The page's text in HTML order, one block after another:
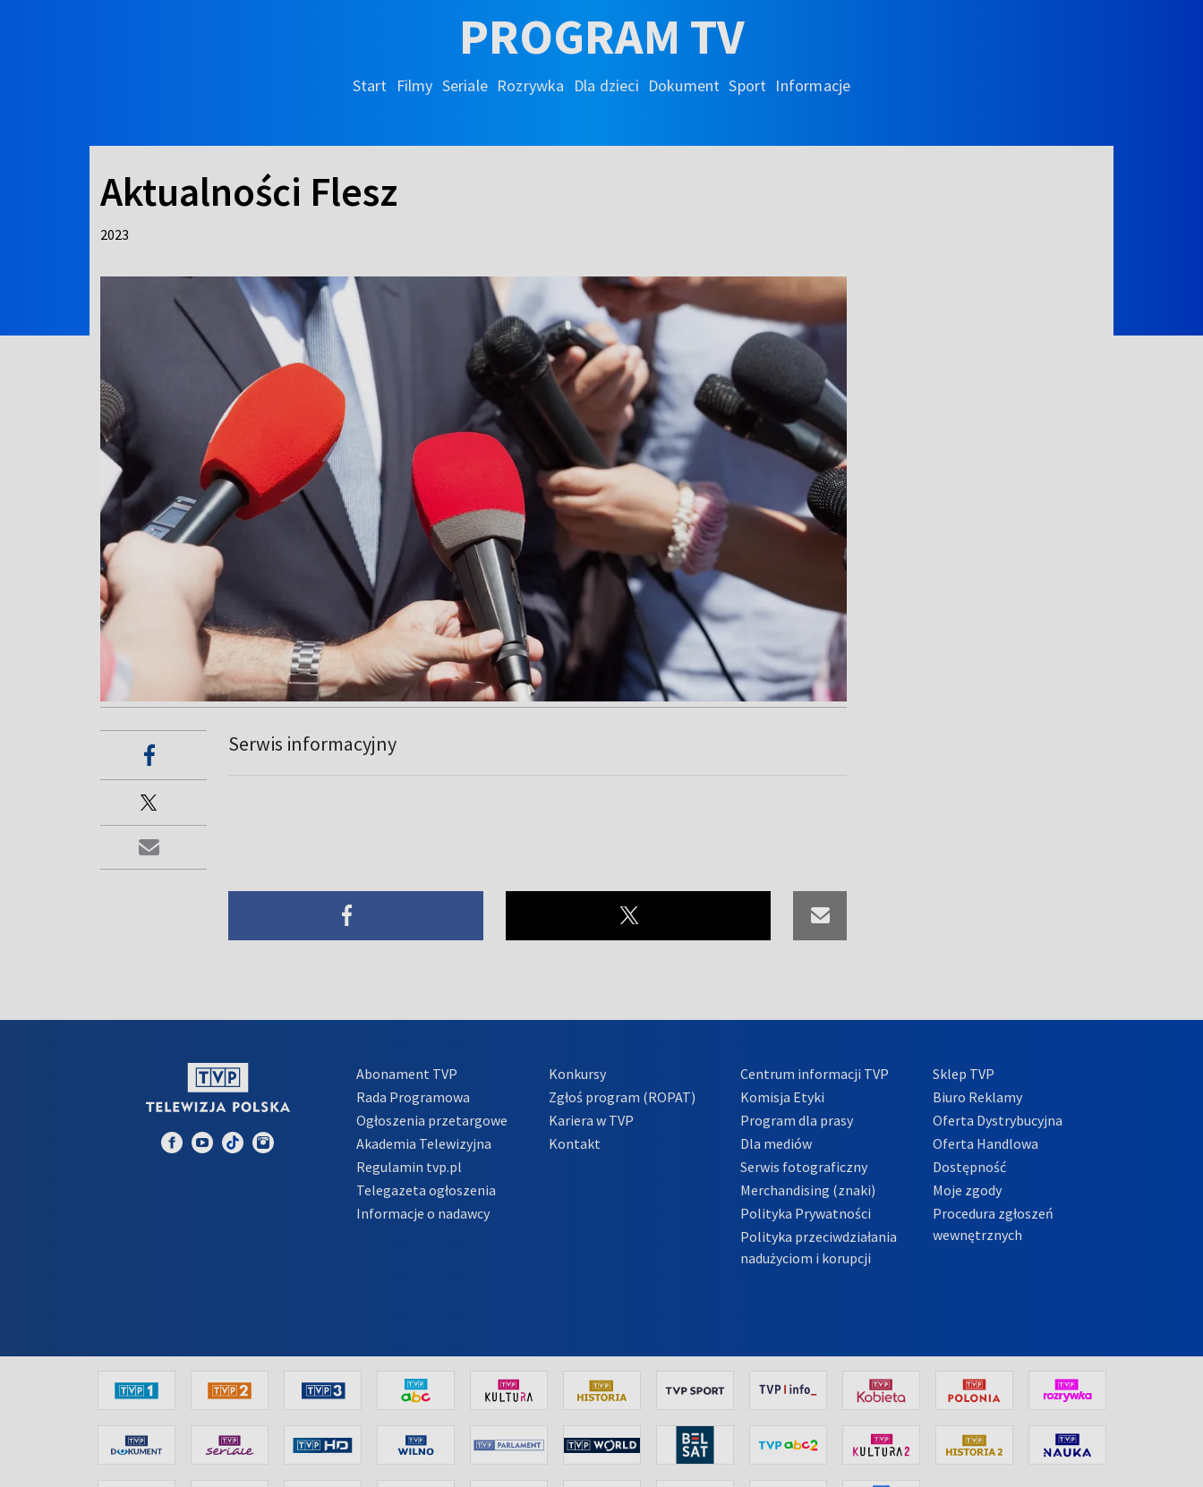
PROGRAM TV
Start Filmy Seriale Rozrywka Dla dzieci Dokument Sport Informacje
Aktualności Flesz
2023
Serwis informacyjny
Abonament TVP
Rada Programowa
Ogłoszenia przetargowe
Akademia Telewizyjna
Regulamin tvp.pl
Telegazeta ogłoszenia
Informacje o nadawcy
Konkursy
Zgłoś program (ROPAT)
Kariera w TVP
Kontakt
Centrum informacji TVP
Komisja Etyki
Program dla prasy
Dla mediów
Serwis fotograficzny
Merchandising (znaki)
Polityka Prywatności
Polityka przeciwdziałania
nadużyciom i korupcji
Sklep TVP
Biuro Reklamy
Oferta Dystrybucyjna
Oferta Handlowa
Dostępność
Moje zgody
Procedura zgłoszeń
wewnętrznych